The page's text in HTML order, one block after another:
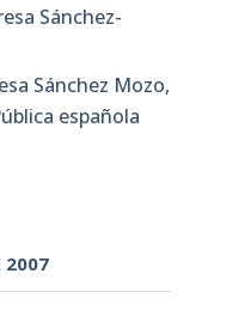
Sánchez-
Sánchez Mozo,
española
2007